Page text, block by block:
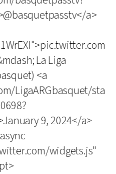
a>
La Liga
<a
LigaARGbasquet/sta
9, 2024</a>
widgets.js"